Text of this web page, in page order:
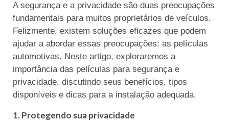
A segurança e a privacidade são duas preocupações
fundamentais para muitos proprietários de veículos.
Felizmente, existem soluções eficazes que podem
ajudar a abordar essas preocupações: as películas
automotivas. Neste artigo, exploraremos a
importância das películas para segurança e
privacidade, discutindo seus benefícios, tipos
disponíveis e dicas para a instalação adequada.
1. Protegendo sua privacidade